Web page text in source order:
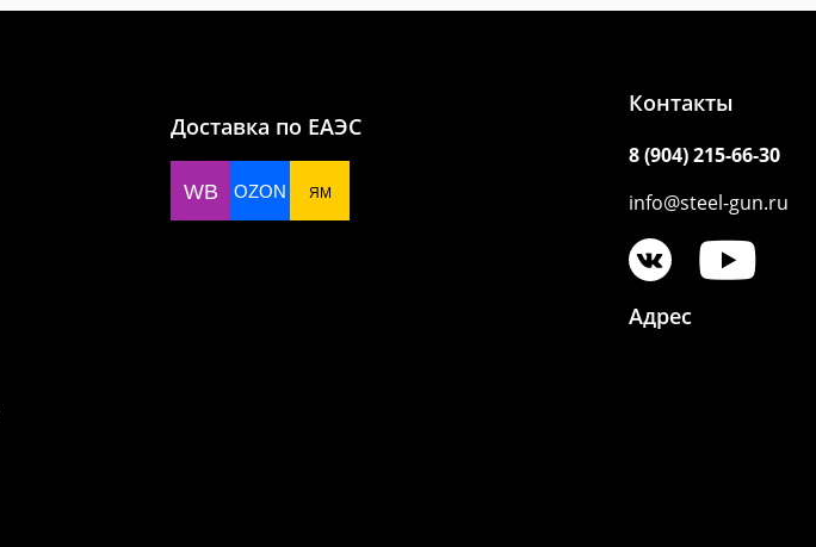
Доставка по ЕАЭС
WB OZON ЯМ
Контакты
8 (904) 215-66-30
info@steel-gun.ru
Адрес